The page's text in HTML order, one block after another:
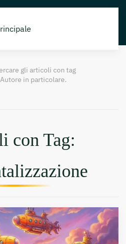
gli articoli con tag
in particolare.
con Tag: